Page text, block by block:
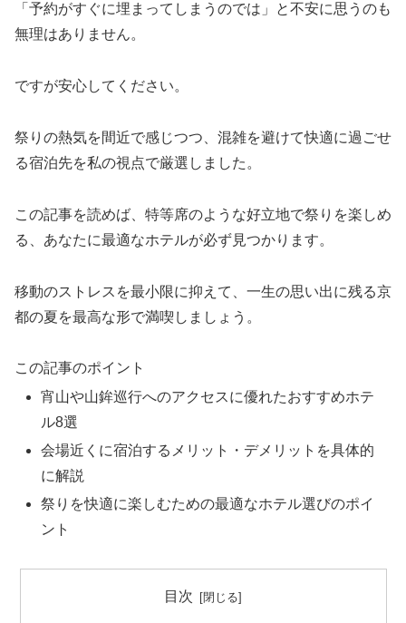
「予約がすぐに埋まってしまうのでは」と不安に思うのも
無理はありません。
ですが安心してください。
祭りの熱気を間近で感じつつ、混雑を避けて快適に過ごせ
る宿泊先を私の視点で厳選しました。
この記事を読めば、特等席のような好立地で祭りを楽しめ
る、あなたに最適なホテルが必ず見つかります。
移動のストレスを最小限に抑えて、一生の思い出に残る京
都の夏を最高な形で満喫しましょう。
この記事のポイント
宵山や山鉾巡行へのアクセスに優れたおすすめホテ
ル8選
会場近くに宿泊するメリット・デメリットを具体的
に解説
祭りを快適に楽しむための最適なホテル選びのポイ
ント
目次